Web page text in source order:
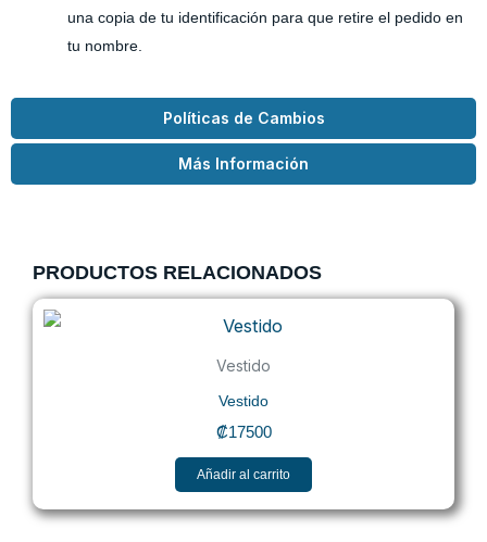
Políticas de Cambios
Más Información
una copia de tu identificación para que retire el pedido en
tu nombre.
PRODUCTOS RELACIONADOS
Vestido
Vestido
₡17500
Añadir al carrito